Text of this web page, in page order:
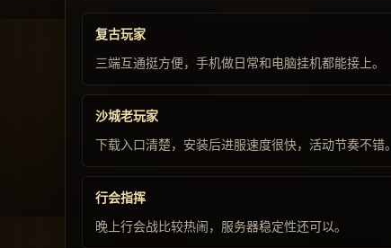
复古玩家
三端互通挺方便，手机做日常和电脑挂机都能接上。
沙城老玩家
下载入口清楚，安装后进服速度很快，活动节奏不错。
行会指挥
晚上行会战比较热闹，服务器稳定性还可以。